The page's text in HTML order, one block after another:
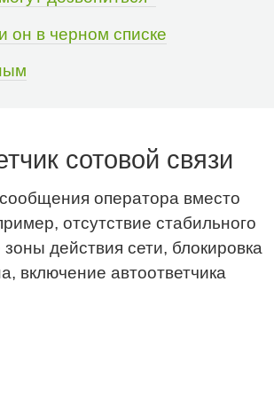
он в черном списке
сотовой связи
оператора вместо
отсутствие стабильного
действия сети, блокировка
включение автоответчика